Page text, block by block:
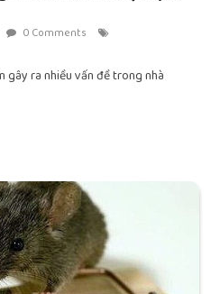
0 Comments
gây ra nhiều vấn đề trong nhà